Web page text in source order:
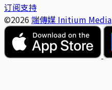
订阅支持
©2026 端傳媒 Initium Media